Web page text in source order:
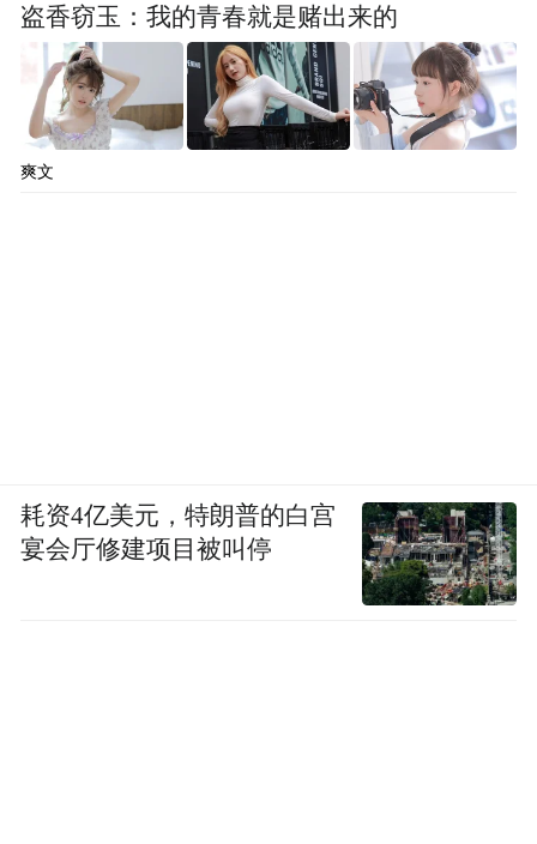
盗香窃玉：我的青春就是赌出来的
爽文
耗资4亿美元，特朗普的白宫
宴会厅修建项目被叫停